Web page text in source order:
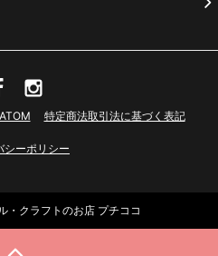
ATOM 特定商法取引法に基づく表記
シーポリシー
クラフトのお店 プチココ